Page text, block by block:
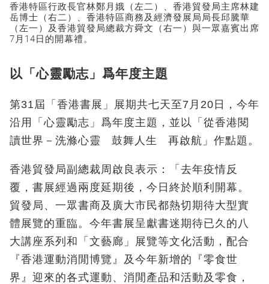
香港特區行政長官林鄭月娥（左二）、香港貿發局主席林建
岳博士（右二）、香港特區商務及經濟發展局局長邱騰華
（左一）及香港貿發局總裁方舜文（右一）與一眾嘉賓出席
7月14日的開幕禮。
以「心靈勵志」爲年度主題
第31屆「香港書展」展期共七天至7月20日，今年
沿用「心靈勵志」爲年度主題，並以「從香港閱
讀世界－洗滌心靈 鼓舞人生 再啟航」作點題。
香港貿發局副總裁周啟良表示：「去年疫情反
覆，書展經過兩度延期後，今日終於順利開幕。
貿發局、一眾書商及廣大市民都熱切期待大型實
體展覽的重臨。今年書展呈獻書迷期待已久的八
大講座系列和「文藝廊」展覽等文化活動，配合
『香港運動消閒博覽』及今年新增的『零食世
界』迎來的各式運動、消閒產品和活動及零食，